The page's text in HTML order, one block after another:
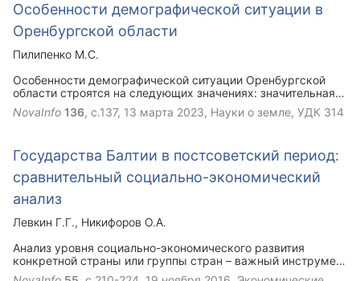
Особенности демографической ситуации в
Оренбургской области
Пилипенко М.С.
Особенности демографической ситуации Оренбургской
области строятся на следующих значениях: значительная
площадь области (124 тыс. кв. км), низкая плотность
населения (15,82 жителя на 1 кв. км), высокий удельный
с Республикой Казахстан (1876 км) и многонациональность
населения (119 национальностей). Современная
демографическая ситуация в Оренбуржье сложилась в
результате процесса длительного освоения и заселения
территории области. В данной статье представлены
исторические составляющие, которые повлияли на
также рассмотрена особенность размещение населения на
территории Оренбургской области.
NovaInfo 136, с.137, 13 марта 2023, Науки о земле, УДК 314
Государства Балтии в постсоветский период:
сравнительный социально-экономический
анализ
Левкин Г.Г.
Никифоров О.А.
Анализ уровня социально-экономического развития
конкретной страны или группы стран – важный инструмент
определения эффективности их социально-экономической